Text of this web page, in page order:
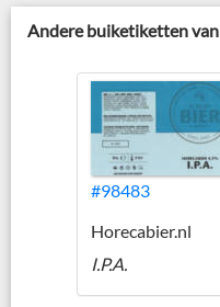
Andere buiketiketten van
#98483
Horecabier.nl
I.P.A.